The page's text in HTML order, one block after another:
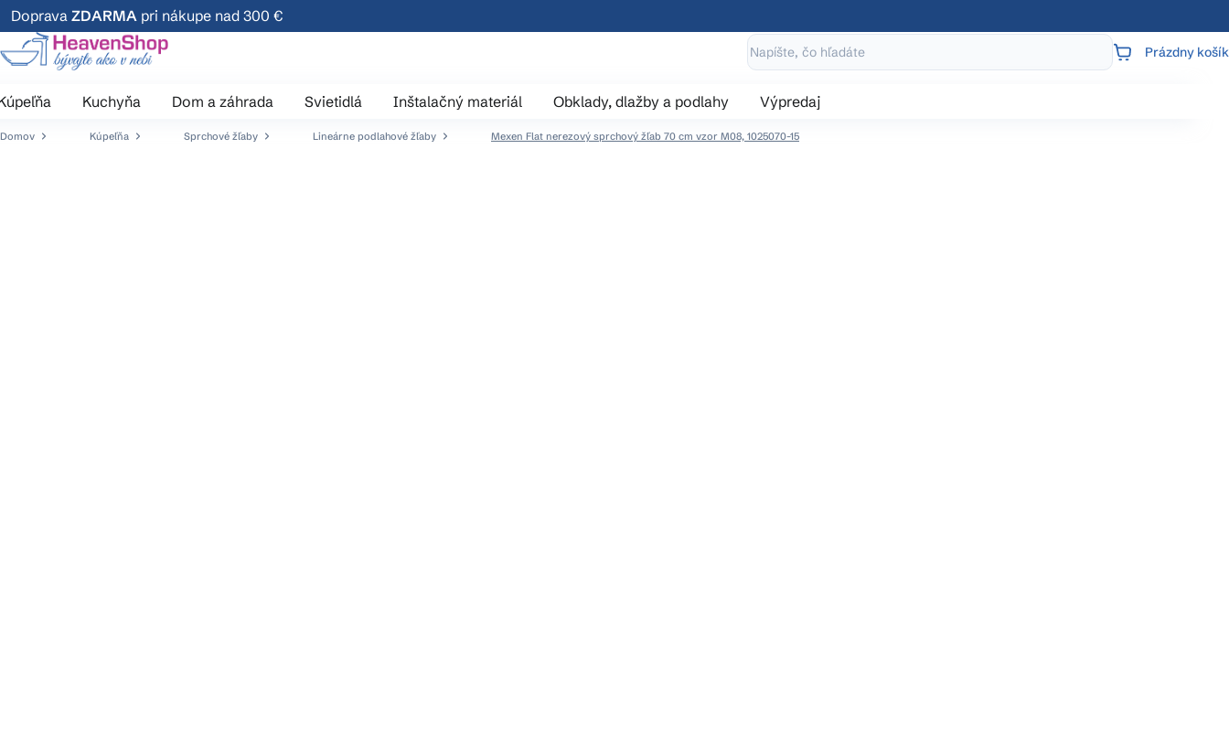
Prejsť
na
obsah
Doprava ZDARMA pri nákupe nad 300 €
NÁKUPNÝ
Prázdny košík
Kuchyňa Dom a záhrada Svietidlá Inštalačný materiál Obklady, dlažby a podlahy Výpredaj
Domov Kúpeľňa Sprchové žľaby Lineárne podlahové žľaby Mexen Flat nerezový sprchový žľab 70 cm vzor M08, 1025070-15